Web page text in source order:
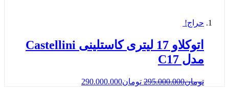
حراج!
اتوکلاو 17 لیتری کاستلینی Castellini
مدل C17
تومان295.000.000 تومان290.000.000